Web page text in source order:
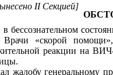
II Секцией]
бессознательном
«скорой помощи»,
реакции на
жалобу генеральному